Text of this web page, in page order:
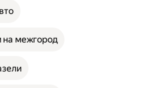
на межгород